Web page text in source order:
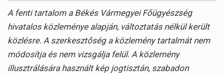
A fenti tartalom a Békés Vármegyei Főügyészség
hivatalos közleménye alapján, változtatás nélkül került
közlésre. A szerkesztőség a közlemény tartalmát nem
módosítja és nem vizsgálja felül. A közlemény
illusztrálására használt kép jogtisztán, szabadon